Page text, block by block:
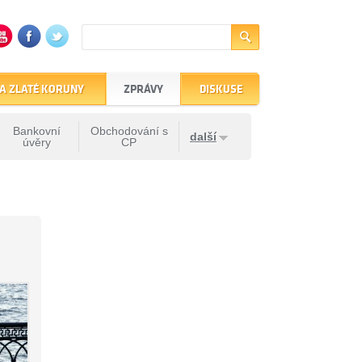
ZLATÉ KORUNY ZPRÁVY
Bankovní
úvěry
Obchodování s
CP
další
DISKUSE